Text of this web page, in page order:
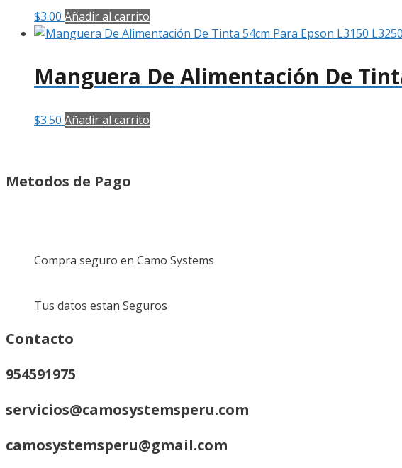
$3.00 Añadir al carrito
Manguera De Alimentación De
$3.50 Añadir al carrito
Metodos de Pago
Compra seguro en Camo Systems
Tus datos estan Seguros
Contacto
954591975
servicios@camosystemsperu.com
camosystemsperu@gmail.com